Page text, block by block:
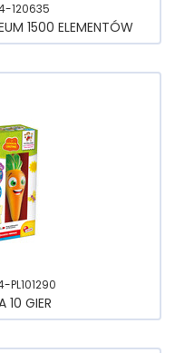
120635
1500 ELEMENTÓW
PL101290
10 GIER